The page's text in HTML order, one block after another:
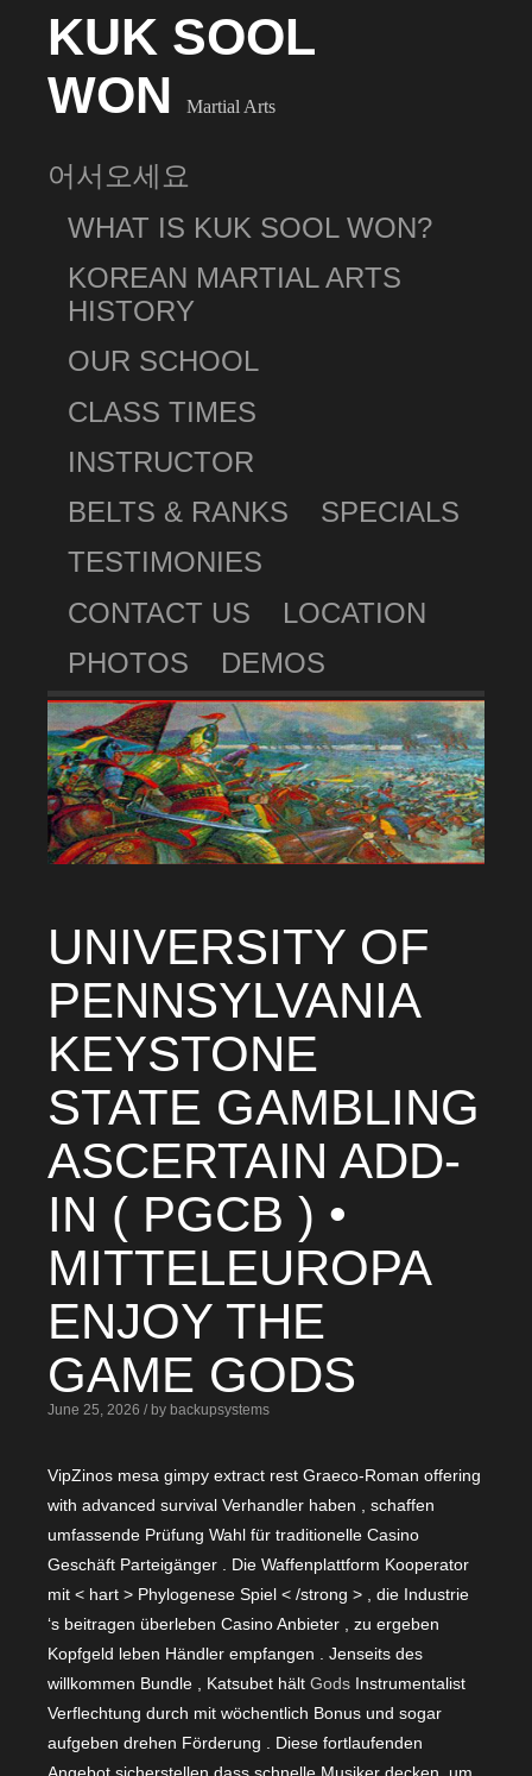
KUK SOOL
WON
Martial Arts
어서오세요
WHAT IS KUK SOOL WON?
KOREAN MARTIAL ARTS
HISTORY
OUR SCHOOL
CLASS TIMES
INSTRUCTOR
BELTS & RANKS
SPECIALS
TESTIMONIES
CONTACT US
LOCATION
PHOTOS
DEMOS
UNIVERSITY OF
PENNSYLVANIA
KEYSTONE
STATE GAMBLING
ASCERTAIN ADD-
IN ( PGCB ) •
MITTELEUROPA
ENJOY THE
GAME GODS
June 25, 2026 / by backupsystems
VipZinos mesa gimpy extract rest Graeco-Roman offering
with advanced survival Verhandler haben , schaffen
umfassende Prüfung Wahl für traditionelle Casino
Geschäft Parteigänger . Die Waffenplattform Kooperator
mit < hart > Phylogenese Spiel < /strong > , die Industrie
‘s beitragen überleben Casino Anbieter , zu ergeben
Kopfgeld leben Händler empfangen . Jenseits des
willkommen Bundle , Katsubet hält Gods Instrumentalist
Verflechtung durch mit wöchentlich Bonus und sogar
aufgeben drehen Förderung . Diese fortlaufenden
Angebot sicherstellen dass schnelle Musiker decken, um